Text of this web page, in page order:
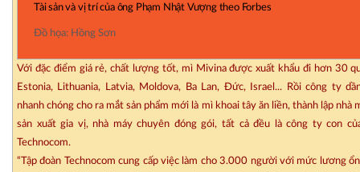
Tài sản và vị trí của ông Phạm Nhật Vượng theo Forbes
Đồ họa: Hồng Sơn
Với đặc điểm giá rẻ, chất lượng tốt, mì Mivina được xuất khẩu đi hơn 30
Estonia, Lithuania, Latvia, Moldova, Ba Lan, Đức, Israel... Rồi công ty
nhanh chóng cho ra mắt sản phẩm mới là mì khoai tây ăn liền, thành lập nhà
sản xuất gia vị, nhà máy chuyên đóng gói, tất cả đều là công ty con
Technocom.
“Tập đoàn Technocom cung cấp việc làm cho 3.000 người với mức lương